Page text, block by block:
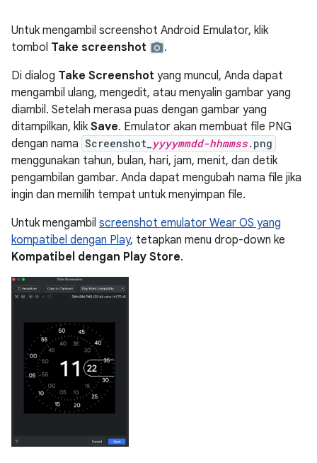
Untuk mengambil screenshot Android Emulator, klik
tombol Take screenshot
.
Di dialog Take Screenshot yang muncul, Anda dapat
mengambil ulang, mengedit, atau menyalin gambar yang
diambil. Setelah merasa puas dengan gambar yang
ditampilkan, klik Save. Emulator akan membuat file PNG
dengan nama Screenshot_ yyyymmdd-hhmmss.png
menggunakan tahun, bulan, hari, jam, menit, dan detik
pengambilan gambar. Anda dapat mengubah nama file jika
ingin dan memilih tempat untuk menyimpan file.
Untuk mengambil screenshot emulator Wear OS yang
kompatibel dengan Play, tetapkan menu drop-down ke
Kompatibel dengan Play Store.